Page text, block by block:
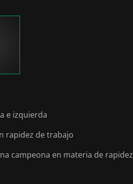
e izquierda
rapidez de trabajo
campeona en materia de rapidez